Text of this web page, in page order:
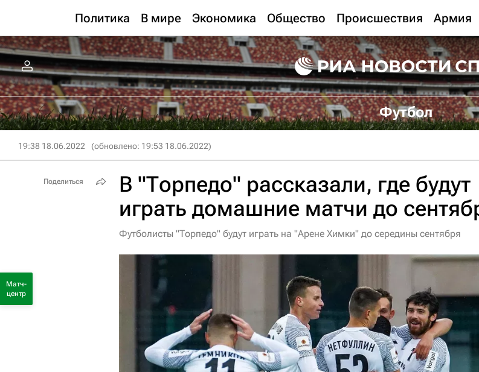
Политика В мире Экономика Общество Происшествия Армия
Футбол
19:38 18.06.2022 (обновлено: 19:53 18.06.2022)
В "Торпедо" рассказали, где будут
играть домашние матчи до
Футболисты "Торпедо" будут играть на "Арене Химки" до середины сентября
Поделиться
Матч-
центр